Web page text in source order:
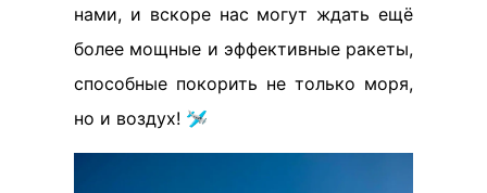
нами, и вскоре нас могут ждать ещё
более мощные и эффективные ракеты,
способные покорить не только моря,
но и воздух! 🛩️